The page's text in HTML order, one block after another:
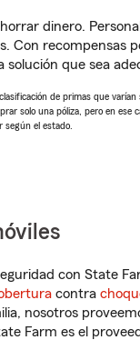
dinero.
Con recompensas
solución que sea
de primas que
solo una póliza, pero en
según el estado.
con State
contra
nosotros
Farm es el